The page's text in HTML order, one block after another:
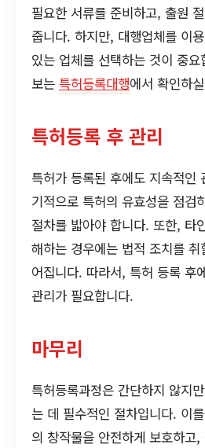
필요한 서류를 준비하고, 출원
줍니다. 하지만, 대행업체를 이
있는 업체를 선택하는 것이 중
보는 특허등록대행에서 확인하
특허등록 후 관리
특허가 등록된 후에도 지속적인
기적으로 특허의 유효성을 점검
절차를 밟아야 합니다. 또한, 타
해하는 경우에는 법적 조치를
어집니다. 따라서, 특허 등록 후
관리가 필요합니다.
마무리
특허등록과정은 간단하지 않지
는 데 필수적인 절차입니다. 이
의 창작물을 안전하게 보호하고